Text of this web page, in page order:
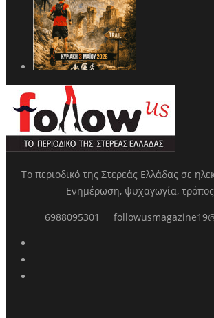
Το περιοδικό της Στερεάς Ελλάδας σε
Ενημέρωση, ψυχαγωγία,
6988095301